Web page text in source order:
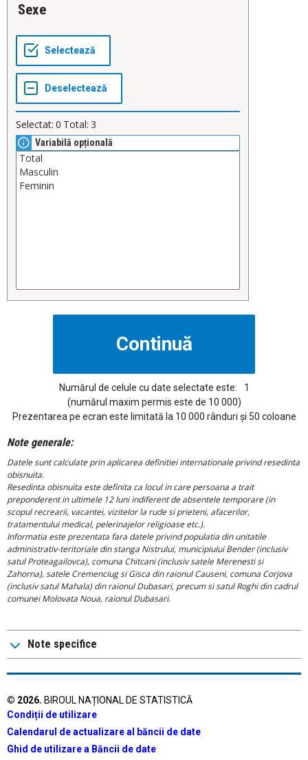
Sexe
Selectat: 0 Total: 3
Variabilă opțională
Numărul de celule cu date selectate este:
1
(numărul maxim permis este de 10 000)
Prezentarea pe ecran este limitată la 10 000 rânduri și 50 coloane
Note generale:
Datele sunt calculate prin aplicarea definitiei internationale privind resedinta
obisnuita.
Resedinta obisnuita este definita ca locul in care persoana a trait
preponderent in ultimele 12 luni indiferent de absentele temporare (in
scopul recrearii, vacantei, vizitelor la rude si prieteni, afacerilor,
tratamentului medical, pelerinajelor religioase etc.).
Informatia este prezentata fara datele privind populatia din unitatile
administrativ-teritoriale din stanga Nistrului, municipiului Bender (inclusiv
satul Proteagailovca), comuna Chitcani (inclusiv satele Merenesti si
Zahorna), satele Cremenciug si Gisca din raionul Causeni, comuna Corjova
(inclusiv satul Mahala) din raionul Dubasari, precum si satul Roghi din cadrul
comunei Molovata Noua, raionul Dubasari.
Note specifice
© 2026. BIROUL NAȚIONAL DE STATISTICĂ
Condiții de utilizare
Calendarul de actualizare al băncii de date
Ghid de utilizare a Băncii de date